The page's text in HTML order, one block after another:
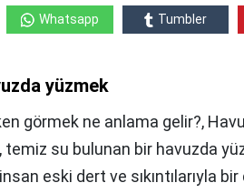
Whatsapp Tumbler
yüzmek
görmek ne anlama gelir?,
temiz su bulunan bir havuzda
eski dert ve sıkıntılarıyla bir